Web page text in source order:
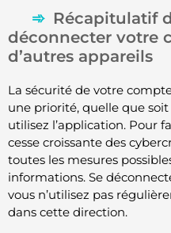
Récapitulatif
déconnecter votre
d’autres appareils
La sécurité de votre
une priorité, quelle que
utilisez l’application. Pour
cesse croissante des
toutes les mesures
informations. Se
vous n’utilisez pas
dans cette direction.